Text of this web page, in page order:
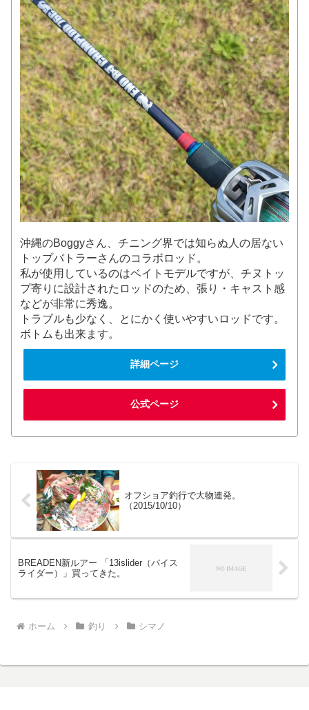
沖縄のBoggyさん、チニング界では知らぬ人の居ない
トップバトラーさんのコラボロッド。
私が使用しているのはベイトモデルですが、チヌトッ
プ寄りに設計されたロッドのため、張り・キャスト感
などが非常に秀逸。
トラブルも少なく、とにかく使いやすいロッドです。
ボトムも出来ます。
詳細ページ
公式ページ
オフショア釣行で大物連発。
（2015/10/10）
BREADEN新ルアー 「13islider（バイス
ライダー）」買ってきた。
ホーム 釣り シマノ